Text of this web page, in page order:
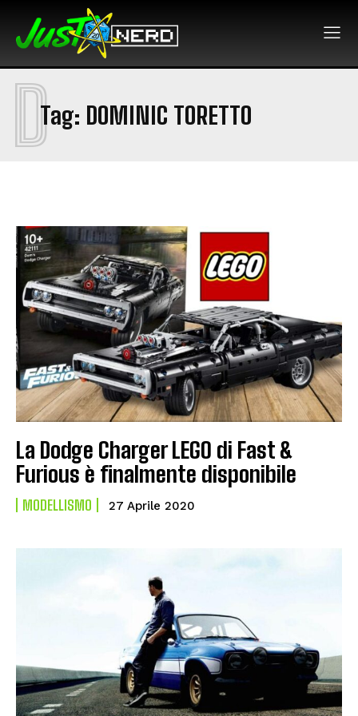
Tag: DOMINIC TORETTO
D
La Dodge Charger LEGO di Fast &
Furious è finalmente disponibile
MODELLISMO 27 Aprile 2020